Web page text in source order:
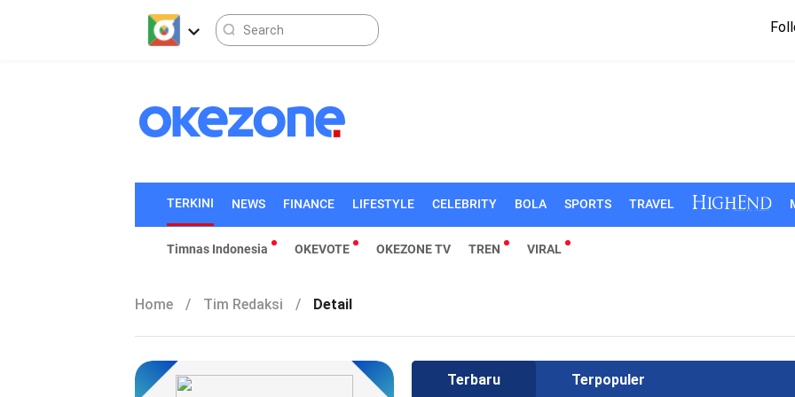
TERKINI NEWS FINANCE LIFESTYLE CELEBRITY BOLA SPORTS TRAVEL
Timnas Indonesia OKEVOTE OKEZONE TV TREN VIRAL
Home / Tim Redaksi / Detail
Terbaru Terpopuler